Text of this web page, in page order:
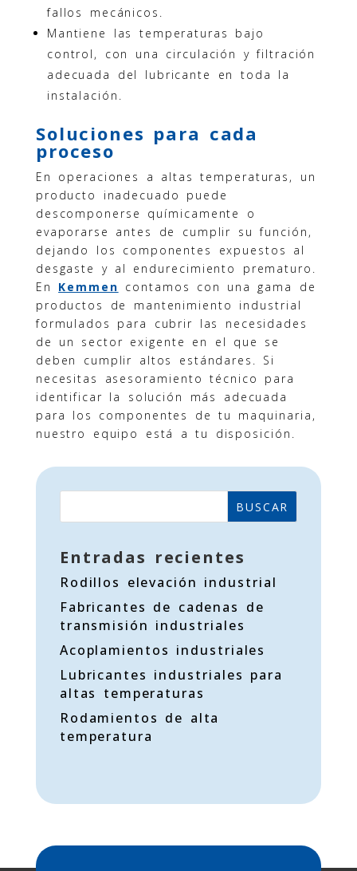
fallos mecánicos.
Mantiene las temperaturas bajo
control, con una circulación y filtración
adecuada del lubricante en toda la
instalación.
Soluciones para cada
proceso
En operaciones a altas temperaturas, un
producto inadecuado puede
descomponerse químicamente o
evaporarse antes de cumplir su función,
dejando los componentes expuestos al
desgaste y al endurecimiento prematuro.
En Kemmen contamos con una gama de
productos de mantenimiento industrial
formulados para cubrir las necesidades
de un sector exigente en el que se
deben cumplir altos estándares. Si
necesitas asesoramiento técnico para
identificar la solución más adecuada
para los componentes de tu maquinaria,
nuestro equipo está a tu disposición.
BUSCAR
Entradas recientes
Rodillos elevación industrial
Fabricantes de cadenas de
transmisión industriales
Acoplamientos industriales
Lubricantes industriales para
altas temperaturas
Rodamientos de alta
temperatura